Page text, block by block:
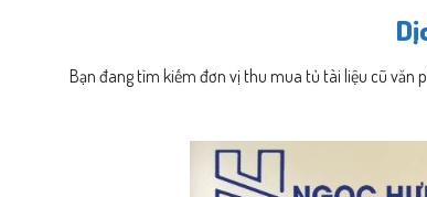
Bạn đang tìm kiếm đơn vị thu mua tủ tài liệu cũ văn